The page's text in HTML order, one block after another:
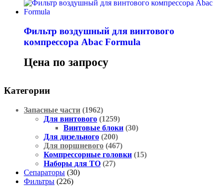
Фильтр воздушный для винтового
компрессора Abac Formula
Цена по запросу
Категории
Запасные части (1962)
Для винтового (1259)
Винтовые блоки (30)
Для дизельного (200)
Для поршневого (467)
Компрессорные головки (15)
Наборы для ТО (27)
Сепараторы (30)
Фильтры (226)